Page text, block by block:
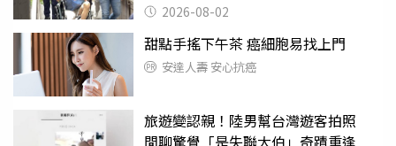
2026-08-02
甜點手搖下午茶 癌細胞易找上門
安達人壽 安心抗癌
旅遊變認親！陸男幫台灣遊客拍照
閒聊驚覺「是失聯大伯」奇蹟重逢